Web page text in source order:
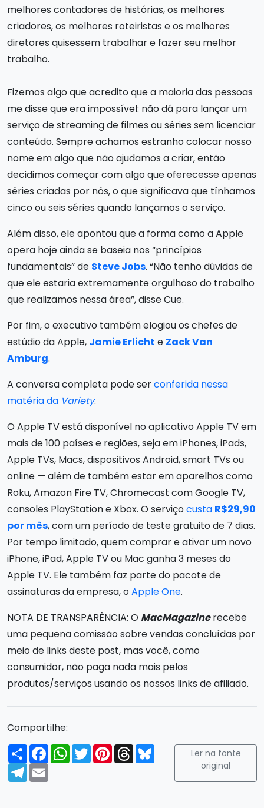
melhores contadores de histórias, os melhores
criadores, os melhores roteiristas e os melhores
diretores quisessem trabalhar e fazer seu melhor
trabalho.
Fizemos algo que acredito que a maioria das pessoas
me disse que era impossível: não dá para lançar um
serviço de streaming de filmes ou séries sem licenciar
conteúdo. Sempre achamos estranho colocar nosso
nome em algo que não ajudamos a criar, então
decidimos começar com algo que oferecesse apenas
séries criadas por nós, o que significava que tínhamos
cinco ou seis séries quando lançamos o serviço.
Além disso, ele apontou que a forma como a Apple
opera hoje ainda se baseia nos “princípios
fundamentais” de Steve Jobs. “Não tenho dúvidas de
que ele estaria extremamente orgulhoso do trabalho
que realizamos nessa área”, disse Cue.
Por fim, o executivo também elogiou os chefes de
estúdio da Apple, Jamie Erlicht e Zack Van
Amburg.
A conversa completa pode serconferida nessa
matéria da Variety.
O Apple TV está disponível no aplicativo Apple TV em
mais de 100 países e regiões, seja em iPhones, iPads,
Apple TVs, Macs, dispositivos Android, smart TVs ou
online — além de também estar em aparelhos como
Roku, Amazon Fire TV, Chromecast com Google TV,
consoles PlayStation e Xbox. O serviçocusta R$29,90
por mês, com um período de teste gratuito de 7 dias.
Por tempo limitado, quem comprar e ativar um novo
iPhone, iPad, Apple TV ou Mac ganha 3 meses do
Apple TV. Ele também faz parte do pacote de
assinaturas da empresa, oApple One.
NOTA DE TRANSPARÊNCIA: O MacMagazinerecebe
uma pequena comissão sobre vendas concluídas por
meio de links deste post, mas você, como
consumidor, não paga nada mais pelos
produtos/serviços usando os nossos links de afiliado.
Compartilhe:
Compartilhar
FacebookWhatsApp
TwitterPinterest
ThreadsBluesky
Telegram
Email
Ler na fonte
original